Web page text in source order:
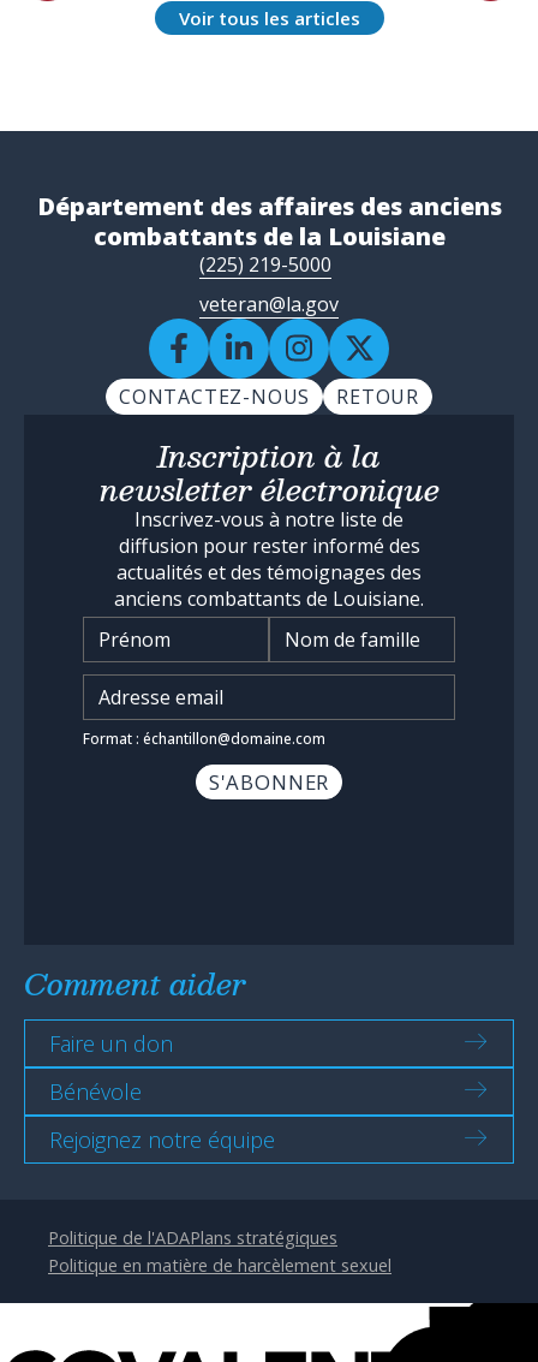
Voir tous les articles
Département des affaires des anciens
combattants de la Louisiane
(225) 219-5000
veteran@la.gov
CONTACTEZ-NOUS RETOUR
Inscription à la
newsletter électronique
Inscrivez-vous à notre liste de
diffusion pour rester informé des
actualités et des témoignages des
anciens combattants de Louisiane.
Nom*
Saisissez l'adresse e-mail
Format : échantillon@domaine.com
Comment aider
Faire un don
Bénévole
Rejoignez notre équipe
Politique de l'ADAPlans stratégiques
Politique en matière de harcèlement sexuel